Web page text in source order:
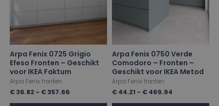
Arpa Fenix 0725 Grigio
Efeso Fronten – Geschikt
voor IKEA Faktum
Arpa Fenix fronten
€36.82 - €357.66
Arpa Fenix 0750 Verde
Comodoro – Fronten –
Geschikt voor IKEA Metod
Arpa Fenix fronten
€ 44.21 - € 469.94